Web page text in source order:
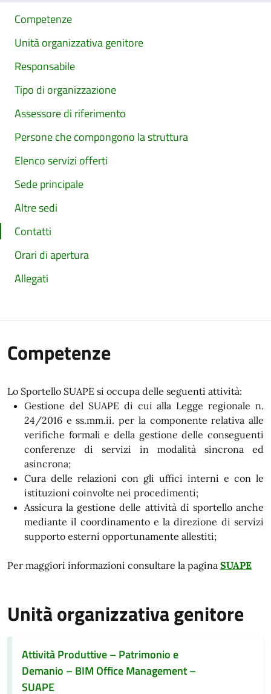
Competenze
Unità organizzativa genitore
Responsabile
Tipo di organizzazione
Assessore di riferimento
Persone che compongono la struttura
Elenco servizi offerti
Sede principale
Altre sedi
Contatti
Orari di apertura
Allegati
Competenze
Lo Sportello SUAPE si occupa delle seguenti attività:
Gestione del SUAPE di cui alla Legge regionale n.
24/2016 e ss.mm.ii. per la componente relativa alle
verifiche formali e della gestione delle conseguenti
conferenze di servizi in modalità sincrona ed
asincrona;
Cura delle relazioni con gli uffici interni e con le
istituzioni coinvolte nei procedimenti;
Assicura la gestione delle attività di sportello anche
mediante il coordinamento e la direzione di servizi
supporto esterni opportunamente allestiti;
Per maggiori informazioni consultare la pagina SUAPE
Unità organizzativa genitore
Attività Produttive – Patrimonio e
Demanio – BIM Office Management –
SUAPE